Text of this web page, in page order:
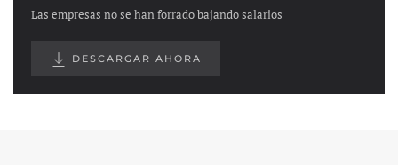
Las empresas no se han forrado bajando salarios
DESCARGAR AHORA